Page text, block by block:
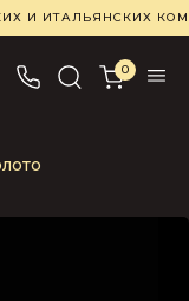
И ИТАЛЬЯНСКИХ
0